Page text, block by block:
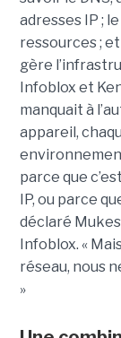
adresses IP ;
ressources ;
gère
Infoblox et
manquait à
appareil,
parce que
IP, ou parce
déclaré
Infoblox. «
réseau, nous
»